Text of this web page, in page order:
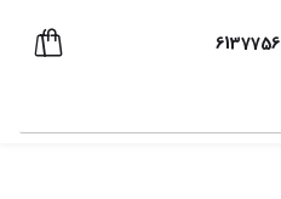
6137756